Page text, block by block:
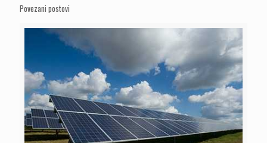
Povezani postovi